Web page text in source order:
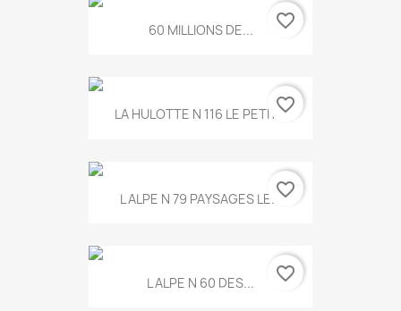
60 MILLIONS DE... favorite_border
LA HULOTTE N 116 LE PETIT...favorite_border
L ALPE N 79 PAYSAGES LE...favorite_border
L ALPE N 60 DES... favorite_border